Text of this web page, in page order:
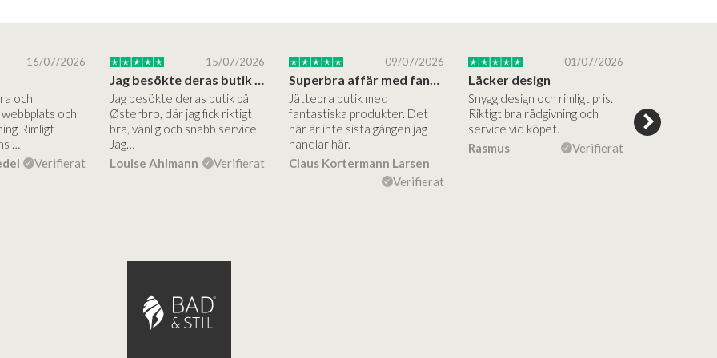
16/07/2026
och
och
Rimligt
…
Verifierat
15/07/2026
Jag besökte deras butik på Østerbro.
Jag besökte deras butik på
Østerbro, där jag fick riktigt
bra, vänlig och snabb service.
Jag…
Louise Ahlmann
Verifierat
09/07/2026
Superbra affär med fantastiska produkter
Jättebra butik med
fantastiska produkter. Det
här är inte sista gången jag
handlar här.
Claus Kortermann Larsen
Verifierat
01/07/2026
Läcker design
Snygg design och rimligt pris.
Riktigt bra rådgivning och
service vid köpet.
Rasmus
Verifierat
hjälpsamma
vägledning